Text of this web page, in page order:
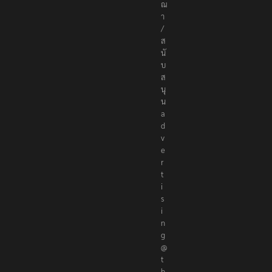
ณ
า
/
ส
นั
บ
ส
นุ
น
a
d
v
e
r
t
i
s
i
n
g
@
t